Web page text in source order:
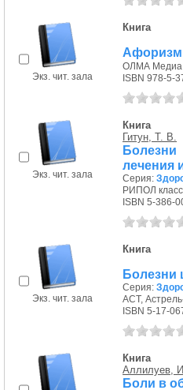
Экз. чит. зала
Книга
ОЛМА Медиа
ISBN 978-5-
Экз. чит. зала
Книга
Гитун, Т. В.
лечения
Серия:
РИПОЛ
ISBN 5-386-
Экз. чит. зала
Книга
Болезни
Серия:
АСТ,
ISBN 5-17-
Книга
Аллилуев,
Боли в